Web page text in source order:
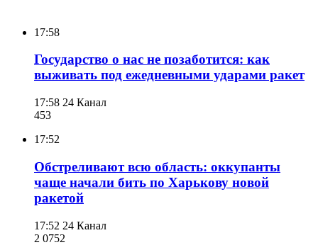
17:58
Государство о нас не позаботится: как
выживать под ежедневными ударами ракет
17:58 24 Канал
453
17:52
Обстреливают всю область: оккупанты
чаще начали бить по Харькову новой
ракетой
17:52 24 Канал
2 0752